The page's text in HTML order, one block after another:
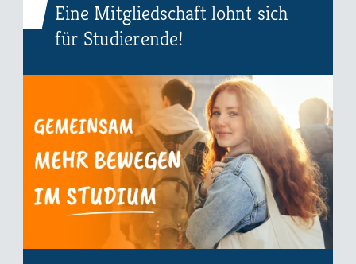
Eine Mitgliedschaft lohnt sich
für Studierende!